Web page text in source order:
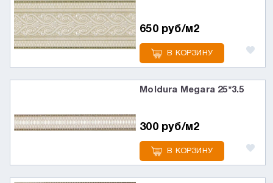
650 руб/м2
В КОРЗИНУ
Moldura Megara 25*3.5
300 руб/м2
В КОРЗИНУ